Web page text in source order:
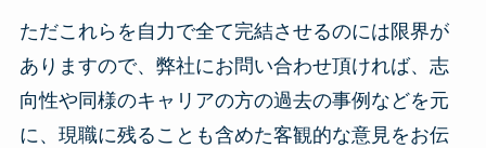
ただこれらを自力で全て完結させるのには限界が
ありますので、弊社にお問い合わせ頂ければ、志
向性や同様のキャリアの方の過去の事例などを元
に、現職に残ることも含めた客観的な意見をお伝